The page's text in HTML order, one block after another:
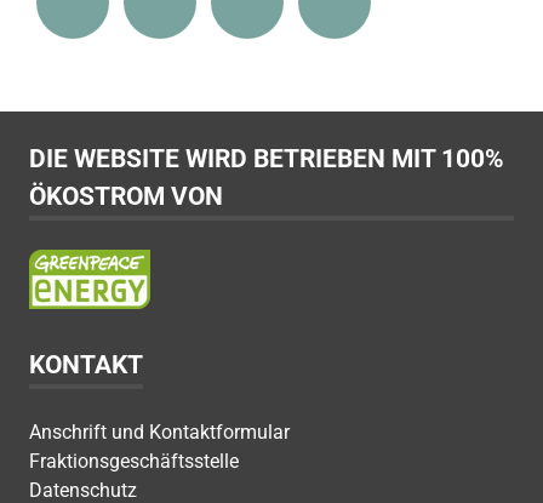
DIE WEBSITE WIRD BETRIEBEN MIT 100%
ÖKOSTROM VON
KONTAKT
Anschrift und Kontaktformular
Fraktionsgeschäftsstelle
Datenschutz